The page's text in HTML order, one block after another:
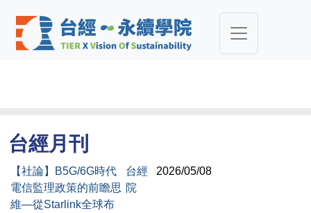
台經月刊
【社論】B5G/6G時代
電信監理政策的前瞻思
維―從Starlink全球布
台經
院
2026/05/08